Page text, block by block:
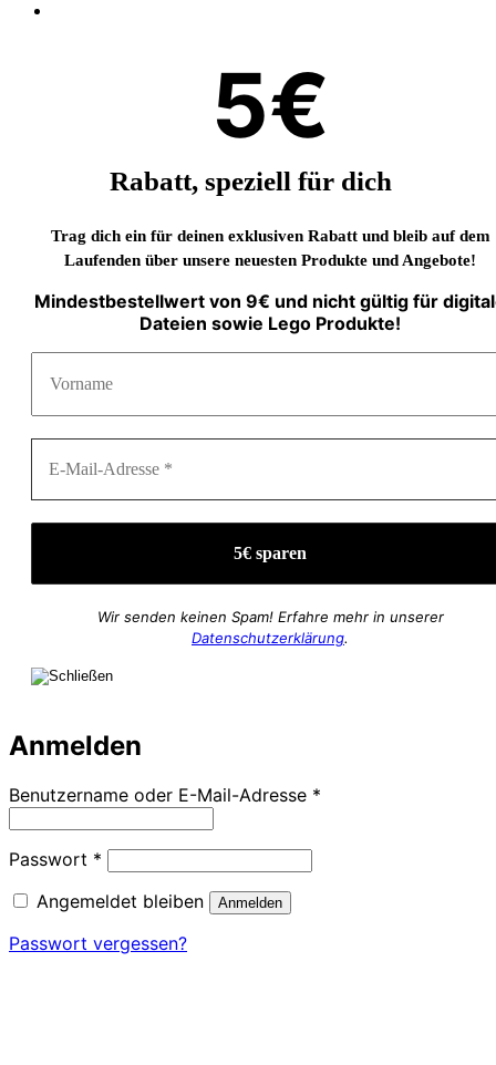
5€
Rabatt, speziell für dich
Trag dich ein für deinen exklusiven Rabatt und bleib auf dem
Laufenden über unsere neuesten Produkte und Angebote!
Mindestbestellwert von 9€ und nicht gültig für
Dateien sowie Lego Produkte!
Wir senden keinen Spam! Erfahre mehr in unserer
Datenschutzerklärung.
Anmelden
Benutzername oder E-Mail-Adresse *
Passwort * Erforderlich
Angemeldet bleiben
Anmelden
Passwort vergessen?